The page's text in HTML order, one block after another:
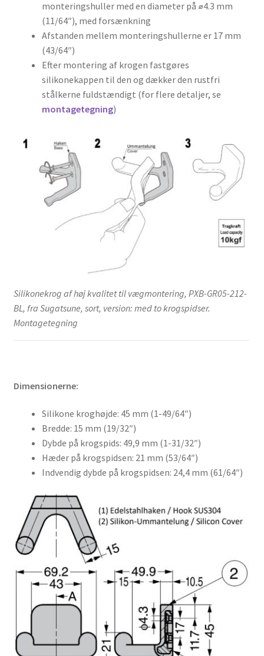
monteringshuller med en diameter på ⌀4.3 mm
(11/64″), med forsænkning
Afstanden mellem monteringshullerne er 17 mm
(43/64″)
Efter montering af krogen fastgøres
silikonekappen til den og dækker den rustfri
stålkerne fuldstændigt (for flere detaljer, se
montagetegning)
Silikonekrog af høj kvalitet til vægmontering, PXB-GR05-212-
BL, fra Sugatsune, sort, version: med to krogspidser.
Montagetegning
Dimensionerne:
Silikone kroghøjde: 45 mm (1-49/64″)
Bredde: 15 mm (19/32″)
Dybde på krogspids: 49,9 mm (1-31/32″)
Hæder på krogspidsen: 21 mm (53/64″)
Indvendig dybde på krogspidsen: 24,4 mm (61/64″)